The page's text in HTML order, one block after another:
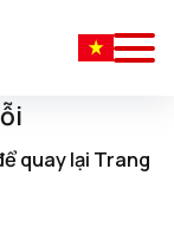
quay lại Trang